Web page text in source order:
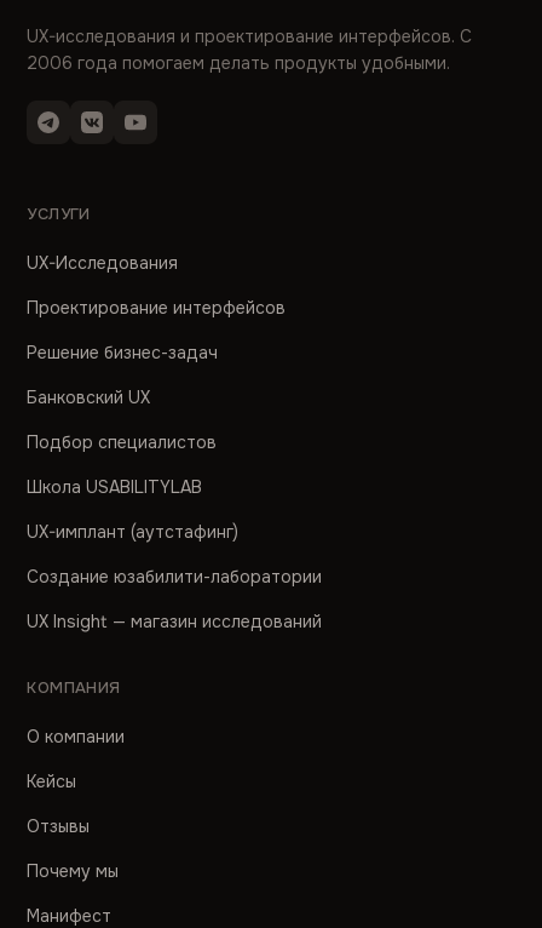
UX-исследования и проектирование интерфейсов. С
2006 года помогаем делать продукты удобными.
УСЛУГИ
UX-Исследования
Проектирование интерфейсов
Решение бизнес-задач
Банковский UX
Подбор специалистов
Школа USABILITYLAB
UX-имплант (аутстафинг)
Создание юзабилити-лаборатории
UX Insight — магазин исследований
КОМПАНИЯ
О компании
Кейсы
Отзывы
Почему мы
Манифест